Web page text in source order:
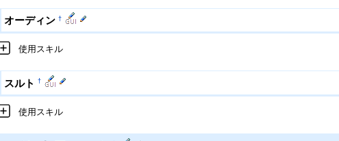
オーディン†
使用スキル
スルト†
使用スキル